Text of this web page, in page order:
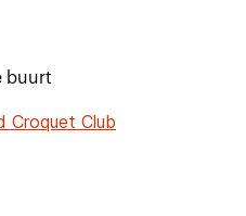
buurt
Croquet Club